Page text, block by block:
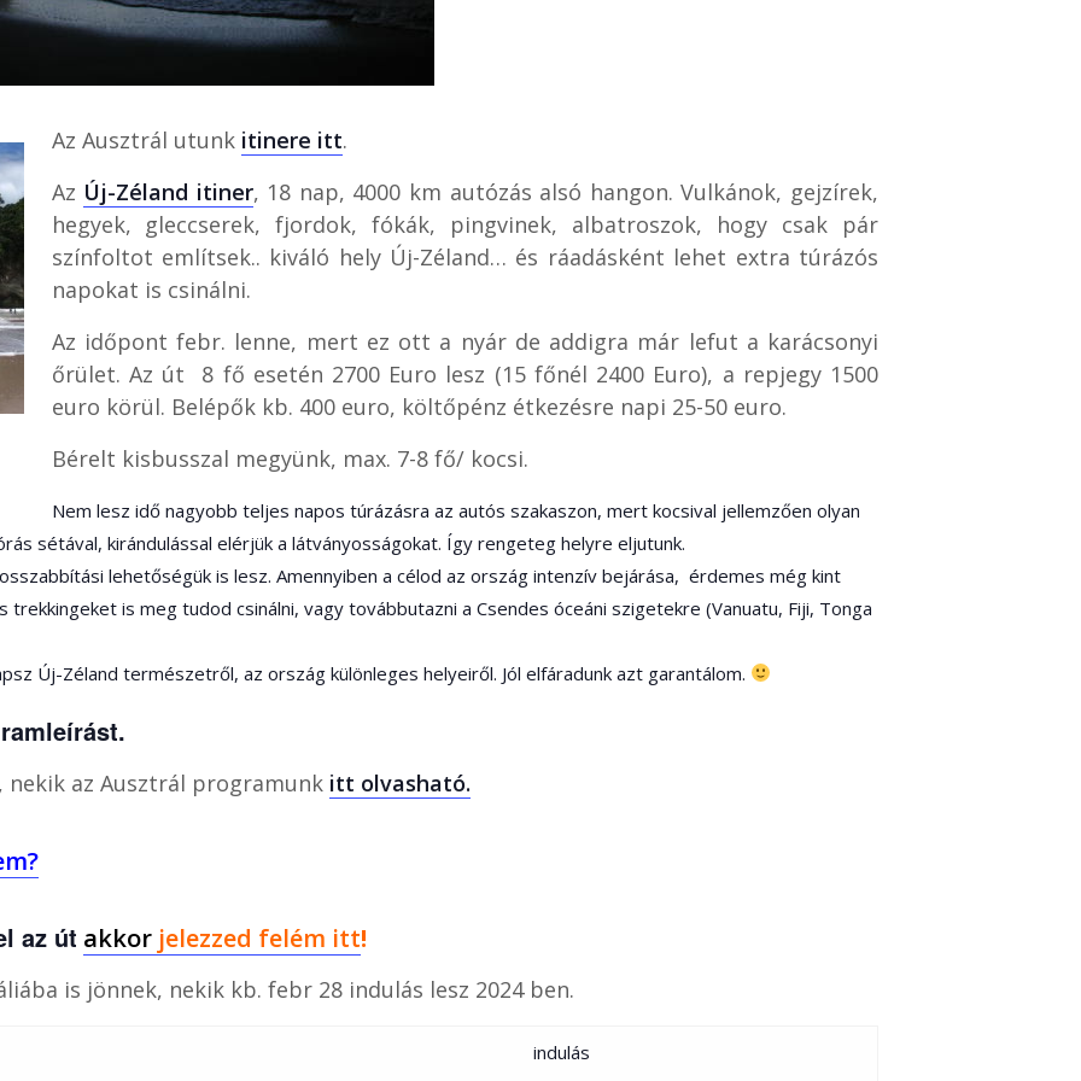
Az Ausztrál utunk itinere itt.
Az Új-Zéland itiner, 18 nap, 4000 km autózás alsó hangon. Vulkánok, gejzírek,
hegyek, gleccserek, fjordok, fókák, pingvinek, albatroszok, hogy csak pár
színfoltot említsek.. kiváló hely Új-Zéland… és ráadásként lehet extra túrázós
napokat is csinálni.
Az időpont febr. lenne, mert ez ott a nyár de addigra már lefut a karácsonyi
őrület. Az út 8 fő esetén 2700 Euro lesz (15 főnél 2400 Euro), a repjegy 1500
euro körül. Belépők kb. 400 euro, költőpénz étkezésre napi 25-50 euro.
Bérelt kisbusszal megyünk, max. 7-8 fő/ kocsi.
Nem lesz idő nagyobb teljes napos túrázásra az autós szakaszon, mert kocsival jellemzően olyan
sétával, kirándulással elérjük a látványosságokat. Így rengeteg helyre eljutunk.
lehetőségük is lesz. Amennyiben a célod az ország intenzív bejárása, érdemes még kint
trekkingeket is meg tudod csinálni, vagy továbbutazni a Csendes óceáni szigetekre (Vanuatu, Fiji, Tonga
Új-Zéland természetről, az ország különleges helyeiről. Jól elfáradunk azt garantálom.
az Ausztrál programunk itt olvasható.
az út akkor jelezzed felém itt!
is jönnek, nekik kb. febr 28 indulás lesz 2024 ben.
indulás